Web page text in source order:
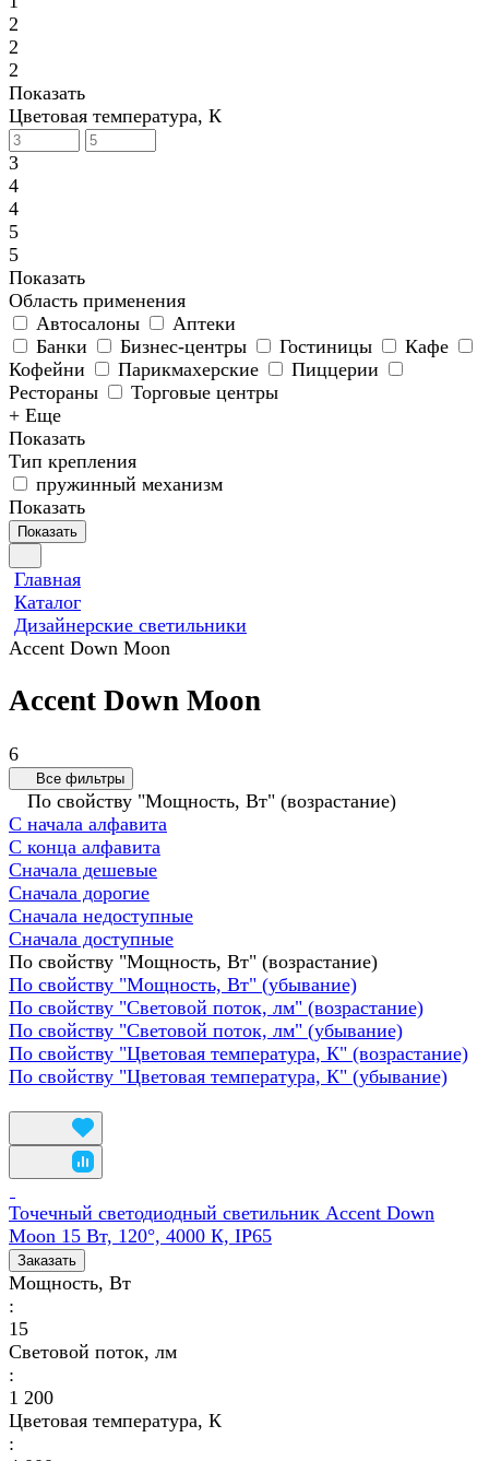
2
2
2
Показать
Цветовая температура, К
3
4
4
5
5
Показать
Область применения
Автосалоны
Аптеки
Банки
Бизнес-центры Гостиницы
Кафе
Кофейни
Парикмахерские
Пиццерии
Рестораны
Торговые центры
+ Еще
Показать
Тип крепления
пружинный механизм
Показать
Показать
Главная
Каталог
Дизайнерские светильники
Accent Down Moon
Accent Down Moon
6
Все фильтры
По свойству "Мощность, Вт" (возрастание)
С начала алфавита
С конца алфавита
Сначала дешевые
Сначала дорогие
Сначала недоступные
Сначала доступные
По свойству "Мощность, Вт" (возрастание)
По свойству "Мощность, Вт" (убывание)
По свойству "Световой поток, лм" (возрастание)
По свойству "Световой поток, лм" (убывание)
По свойству "Цветовая температура, К" (возрастание)
По свойству "Цветовая температура, К" (убывание)
Точечный светодиодный светильник Accent Down
Moon 15 Вт, 120°, 4000 К, IP65
Заказать
Мощность, Вт
:
15
Световой поток, лм
:
1 200
Цветовая температура, К
: